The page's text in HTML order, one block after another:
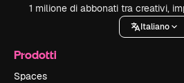
1 milione di abbonati tra creativi,
Italiano
Prodotti
Spaces